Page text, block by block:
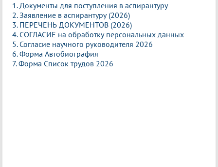
1. Документы для поступления в аспирантуру
2. Заявление в аспирантуру (2026)
3. ПЕРЕЧЕНЬ ДОКУМЕНТОВ (2026)
4. СОГЛАСИЕ на обработку персональных данных
5. Согласие научного руководителя 2026
6. Форма Автобиография
7. Форма Список трудов 2026